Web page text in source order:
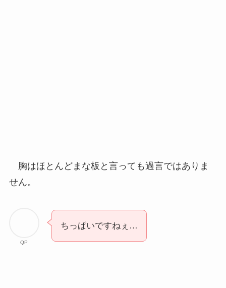
胸はほとんどまな板と言っても過言ではありま
せん。
QP
ちっぱいですねぇ…